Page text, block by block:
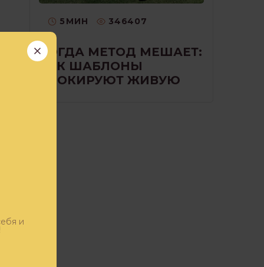
5 МИН 346407
КОГДА МЕТОД МЕШАЕТ:
КАК ШАБЛОНЫ
БЛОКИРУЮТ ЖИВУЮ
и